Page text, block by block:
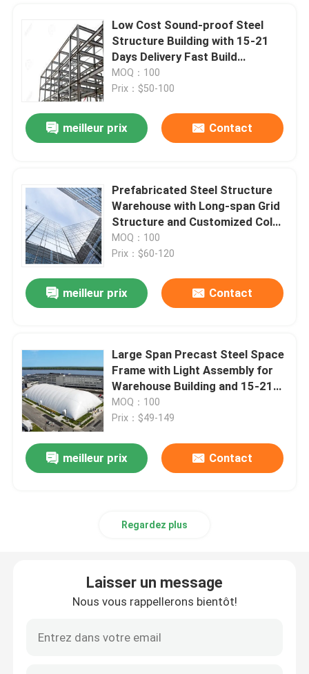
Low Cost Sound-proof Steel
Structure Building with 15-21
Days Delivery Fast Build
Prefabricated Steel Structure
MOQ：100
Prix：$50-100
meilleur prix Contact
Prefabricated Steel Structure
Warehouse with Long-span Grid
Structure and Customized Color
for 15-21 Days Delivery
MOQ：100
Prix：$60-120
meilleur prix Contact
Large Span Precast Steel Space
Frame with Light Assembly for
Warehouse Building and 15-21
Days Delivery
MOQ：100
Prix：$49-149
meilleur prix Contact
Regardez plus
Laisser un message
Nous vous rappellerons bientôt!